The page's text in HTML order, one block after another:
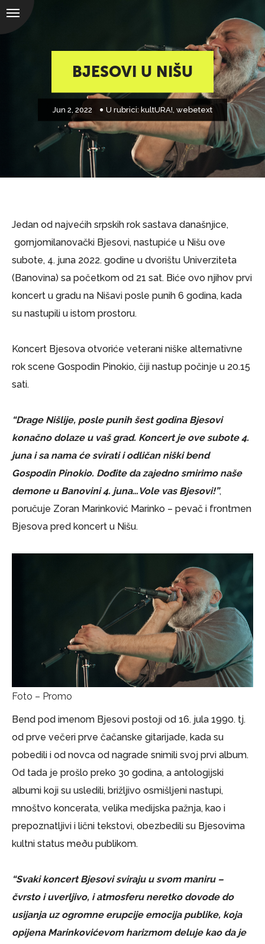
BJESOVI U NIŠU
Jun 2, 2022 U rubrici:kultURA! webetext
Jedan od najvećih srpskih rok sastava današnjice,
gornjomilanovački Bjesovi, nastupiće u Nišu ove
subote, 4. juna 2022. godine u dvorištu Univerziteta
(Banovina) sa početkom od 21 sat. Biće ovo njihov prvi
koncert u gradu na Nišavi posle punih 6 godina, kada
su nastupili u istom prostoru.
Koncert Bjesova otvoriće veterani niške alternativne
rok scene Gospodin Pinokio, čiji nastup počinje u 20.15
sati.
“Drage Nišlije, posle punih šest godina Bjesovi
konačno dolaze u vaš grad. Koncert je ove subote 4.
juna i sa nama će svirati i odličan niški bend
Gospodin Pinokio. Dođite da zajedno smirimo naše
demone u Banovini 4. juna…Vole vas Bjesovi!”,
poručuje Zoran Marinković Marinko – pevač i frontmen
Bjesova pred koncert u Nišu.
Foto – Promo
Bend pod imenom Bjesovi postoji od 16. jula 1990. tj.
od prve večeri prve čačanske gitarijade, kada su
pobedili i od novca od nagrade snimili svoj prvi album.
Od tada je prošlo preko 30 godina, a antologijski
albumi koji su usledili, brižljivo osmišljeni nastupi,
mnoštvo koncerata, velika medijska pažnja, kao i
prepoznatljivi i lični tekstovi, obezbedili su Bjesovima
kultni status meðu publikom.
“Svaki koncert Bjesovi sviraju u svom maniru –
čvrsto i uverljivo, i atmosferu neretko dovode do
usijanja uz ogromne erupcije emocija publike, koja
opijena Marinkovićevom harizmom deluje kao da je